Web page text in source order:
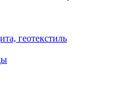
геотекстиль